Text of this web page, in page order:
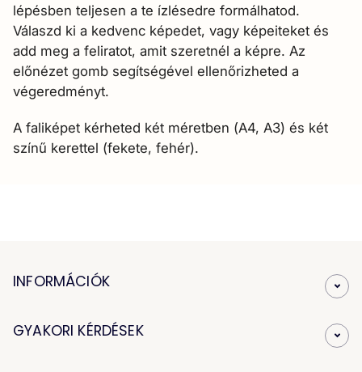
lépésben teljesen a te ízlésedre formálhatod.
Válaszd ki a kedvenc képedet, vagy képeiteket és
add meg a feliratot, amit szeretnél a képre. Az
előnézet gomb segítségével ellenőrizheted a
végeredményt.
A faliképet kérheted két méretben (A4, A3) és két
színű kerettel (fekete, fehér).
INFORMÁCIÓK
GYAKORI KÉRDÉSEK